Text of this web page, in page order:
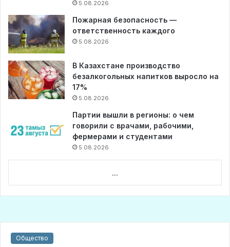
5.08.2026
Пожарная безопасность —
ответственность каждого
5.08.2026
В Казахстане производство
безалкогольных напитков выросло на
17%
5.08.2026
Партии вышли в регионы: о чем
говорили с врачами, рабочими,
фермерами и студентами
5.08.2026
...